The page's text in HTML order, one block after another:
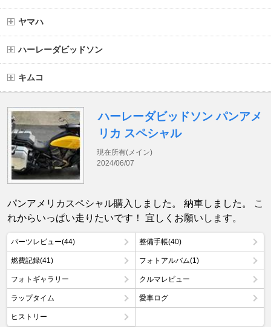
ヤマハ
ハーレーダビッドソン
キムコ
ハーレーダビッドソン パンアメ
リカ スペシャル
現在所有(メイン)
2024/06/07
パンアメリカスペシャル購入しました。 納車しました。 こ
れからいっぱい走りたいです！ 宜しくお願いします。
パーツレビュー(44) 整備手帳(40)
燃費記録(41) フォトアルバム(1)
フォトギャラリー クルマレビュー
ラップタイム 愛車ログ
ヒストリー